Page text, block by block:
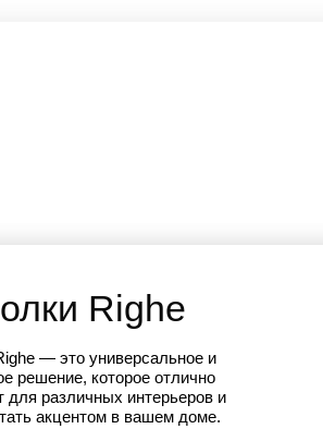
Righe
— это универсальное и
решение, которое отлично
для различных интерьеров и
акцентом в вашем доме.